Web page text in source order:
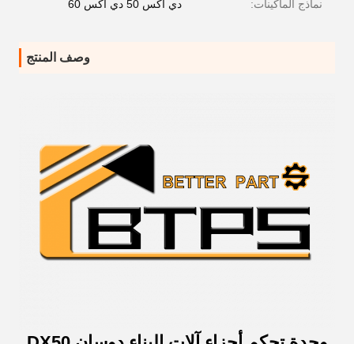
نماذج الماكينات: دي اكس 50 دي اكس 60
وصف المنتج